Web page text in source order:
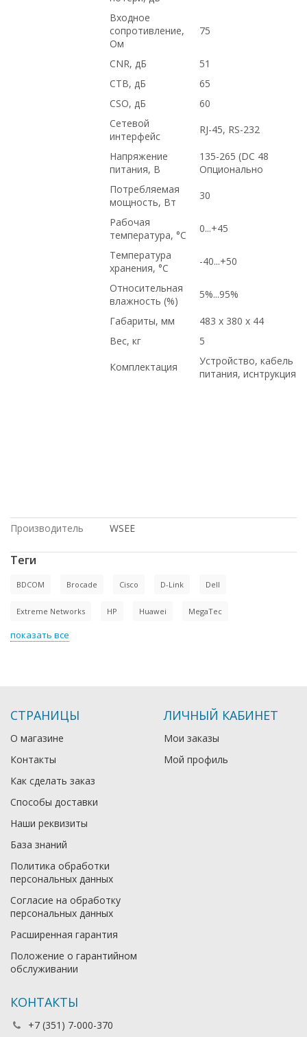
Входное
сопротивление,
Ом
75
CNR, дБ
51
CTB, дБ
65
CSO, дБ
60
Сетевой
интерфейс
RJ-45, RS-232
Напряжение
питания, В
135-265 (DC 48
Опционально
Потребляемая
мощность, Вт
30
Рабочая
температура, °С
0...+45
Температура
хранения, °С
-40...+50
Относительная
влажность (%)
5%...95%
Габариты, мм
483 x 380 x 44
Вес, кг
5
Комплектация
Устройство, кабель
питания, иснтрукция
Производитель
WSEE
Теги
BDCOM Brocade Cisco D-Link Dell
Extreme Networks HP Huawei MegaTec
показать все
СТРАНИЦЫ
О магазине
Контакты
Как сделать заказ
Способы доставки
Наши реквизиты
База знаний
Политика обработки
персональных данных
Согласие на обработку
персональных данных
Расширенная гарантия
Положение о гарантийном
обслуживании
ЛИЧНЫЙ КАБИНЕТ
Мои заказы
Мой профиль
КОНТАКТЫ
+7 (351) 7-000-370